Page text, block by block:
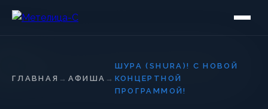
ГЛАВНАЯ → АФИША →
ШУРА (SHURA)! С НОВОЙ
КОНЦЕРТНОЙ
ПРОГРАММОЙ!